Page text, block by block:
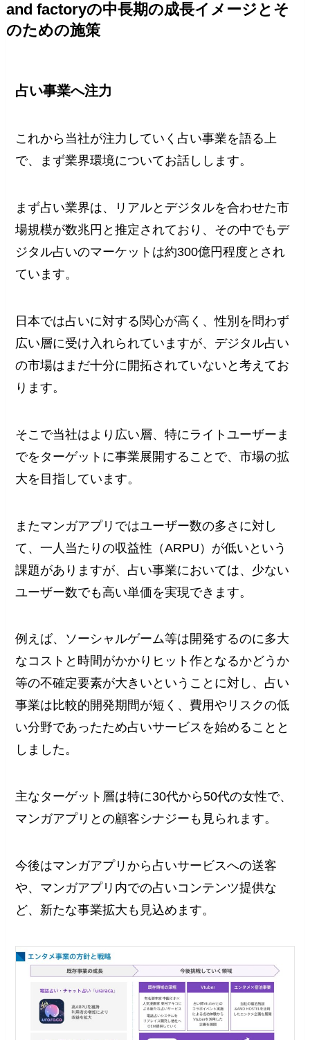
and factoryの中長期の成長イメージとそ
のための施策
占い事業へ注力
これから当社が注力していく占い事業を語る上
で、まず業界環境についてお話しします。
まず占い業界は、リアルとデジタルを合わせた市
場規模が数兆円と推定されており、その中でもデ
ジタル占いのマーケットは約300億円程度とされ
ています。
日本では占いに対する関心が高く、性別を問わず
広い層に受け入れられていますが、デジタル占い
の市場はまだ十分に開拓されていないと考えてお
ります。
そこで当社はより広い層、特にライトユーザーま
でをターゲットに事業展開することで、市場の拡
大を目指しています。
またマンガアプリではユーザー数の多さに対し
て、一人当たりの収益性（ARPU）が低いという
課題がありますが、占い事業においては、少ない
ユーザー数でも高い単価を実現できます。
例えば、ソーシャルゲーム等は開発するのに多大
なコストと時間がかかりヒット作となるかどうか
等の不確定要素が大きいということに対し、占い
事業は比較的開発期間が短く、費用やリスクの低
い分野であったため占いサービスを始めることと
しました。
主なターゲット層は特に30代から50代の女性で、
マンガアプリとの顧客シナジーも見られます。
今後はマンガアプリから占いサービスへの送客
や、マンガアプリ内での占いコンテンツ提供な
ど、新たな事業拡大も見込めます。